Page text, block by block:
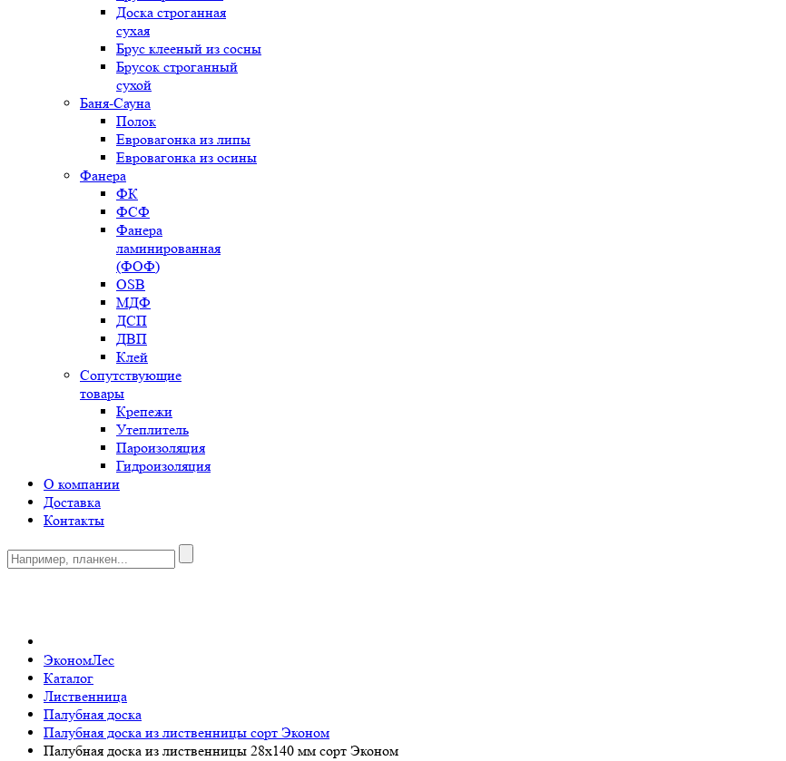
Доска строганная
сухая
Брус клееный из сосны
Брусок строганный
сухой
Баня-Сауна
Полок
Евровагонка из липы
Евровагонка из осины
Фанера
ФК
ФСФ
Фанера
ламинированная
(ФОФ)
OSB
МДФ
ДСП
ДВП
Клей
Сопутствующие
товары
Крепежи
Утеплитель
Пароизоляция
Гидроизоляция
О компании
Доставка
Контакты
ЭкономЛес
Каталог
Лиственница
Палубная доска
Палубная доска из лиственницы сорт Эконом
Палубная доска из лиственницы 28x140 мм сорт Эконом